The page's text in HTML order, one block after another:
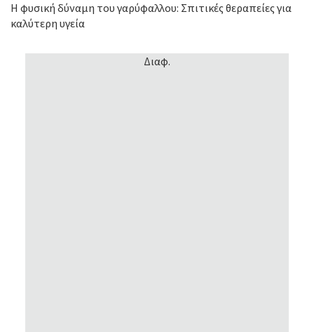
Η φυσική δύναμη του γαρύφαλλου: Σπιτικές θεραπείες για
καλύτερη υγεία
Διαφ.